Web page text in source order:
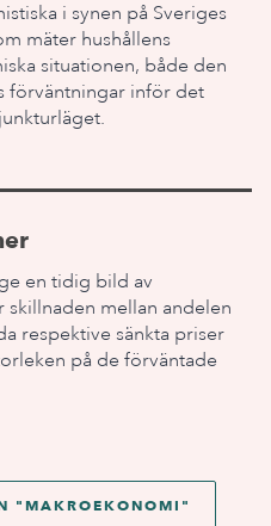
i synen på Sveriges
mäter hushållens
situationen, både den
förväntningar inför det
en tidig bild av
skillnaden mellan andelen
respektive sänkta priser
på de förväntade
" MAKROEKONOMI "